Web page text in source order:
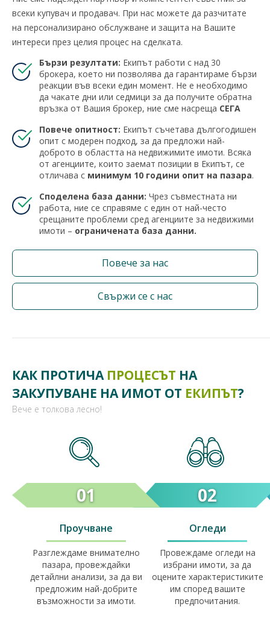
всеки купувач и продавач. При нас можете да разчитате
на персонализирано обслужване и защита на Вашите
интереси през целия процес на сделката.
Бързи резултати: Екипът работи с над 30
брокера, което ни позволява да гарантираме бързи
реакции във всеки един момент. Не е необходимо
да чакате дни или седмици за да получите обратна
връзка от Вашия брокер, ние сме насреща СЕГА
Повече опитност: Екипът съчетава дългогодишен
опит с модерен подход, за да предложи най-
доброто в областта на недвижимите имоти. Всяка
от агенциите, които заемат позиции в Екипът, се
отличава с минимум 10 години опит на пазара.
Споделена база данни: Чрез съвместната ни
работа, ние се справяме с един от най-често
срещаните проблеми сред агенциите за недвижими
имоти – ограничената база данни.
Повече за нас
Свържи се с нас
КАК ПРОТИЧА ПРОЦЕСЪТ НА
ЗАКУПУВАНЕ НА ИМОТ ОТ ЕКИПЪТ?
Вече е толкова лесно!
01
Проучване
Разглеждаме внимателно
пазара, провеждайки
детайлни анализи, за да ви
предложим най-добрите
възможности за имоти.
02
Огледи
Провеждаме огледи на
избрани имоти, за да
оцените характеристиките
им според вашите
предпочитания.